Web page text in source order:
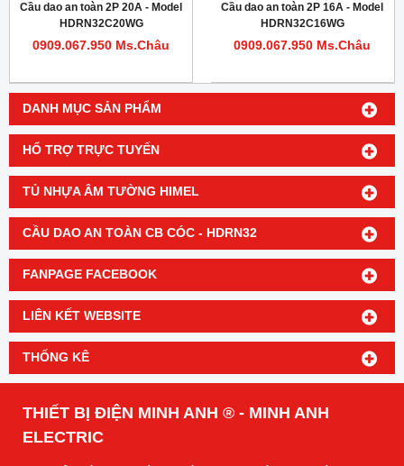
DANH MỤC SẢN PHẨM
HỔ TRỢ TRỰC TUYẾN
TỦ NHỰA ÂM TƯỜNG HIMEL
CẦU DAO AN TOÀN CB CÓC - HDRN32
FANPAGE FACEBOOK
LIÊN KẾT WEBSITE
THỐNG KÊ
Cầu dao an toàn 2P 20A - Model
HDRN32C20WG
0909.067.950 Ms.Châu
Cầu dao an toàn 2P 16A - Model
HDRN32C16WG
0909.067.950 Ms.Châu
THIẾT BỊ ĐIỆN MINH ANH ® - MINH ANH
ELECTRIC